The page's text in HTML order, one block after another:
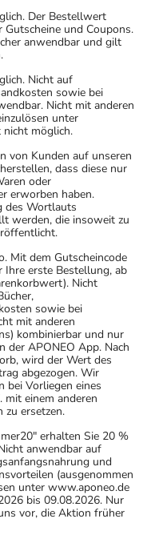
Der Bestellwert
Gutscheine und Coupons.
anwendbar und gilt
Nicht auf
sowie bei
Nicht mit anderen
unter
nicht möglich.
von Kunden auf unseren
dass diese nur
oder
erworben haben.
des Wortlauts
werden, die insoweit zu
Mit dem Gutscheincode
Ihre erste Bestellung, ab
Nicht
sowie bei
mit anderen
kombinierbar und nur
der APONEO App. Nach
wird der Wert des
abgezogen. Wir
bei Vorliegen eines
einem anderen
zu ersetzen.
erhalten Sie 20 %
anwendbar auf
und
(ausgenommen
unter www.aponeo.de
bis 09.08.2026. Nur
vor, die Aktion früher